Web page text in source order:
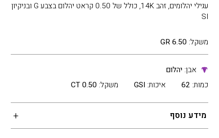
עגילי יהלומים, זהב 14K, כולל של 0.50 קראט יהלום בצבע G ובניקיון
SI
משקל: 6.50 GR
אבן:יהלום
כמות: 62 איכות: GSI משקל:0.50 CT
מידע נוסף